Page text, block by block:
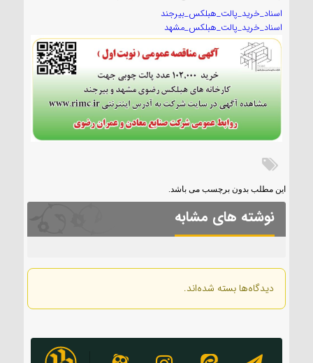
اسناد_خرید_پالت_هبلکس_بیرجند
اسناد_خرید_پالت_هبلکس_مشهد
این مطلب بدون برچسب می باشد.
نوشته های مشابه
دیدگاه‌ها بسته شده‌اند.